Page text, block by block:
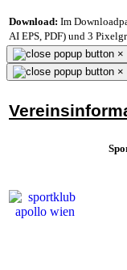
Download: Im
AI EPS, PDF) und 3
×
×